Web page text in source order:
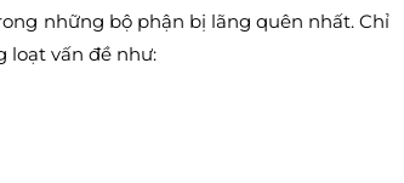
những bộ phận bị lãng quên nhất. Chỉ
loạt vấn đề như: